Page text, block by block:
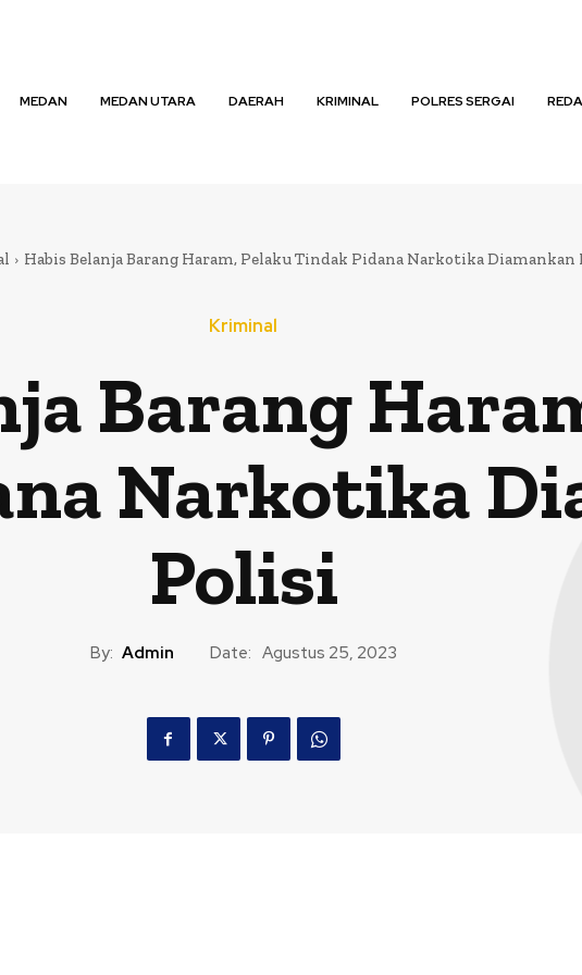
MEDAN MEDAN UTARA DAERAH KRIMINAL POLRES SERGAI
Habis Belanja Barang Haram, Pelaku Tindak Pidana Narkotika Diamankan
Kriminal
Barang
Narkotika
Polisi
By: Admin Date: Agustus 25, 2023